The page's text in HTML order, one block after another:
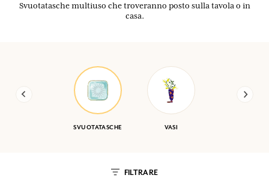
Svuotatasche multiuso che troveranno posto sulla tavola o in
casa.
SVUOTATASCHE VASI
FILTRARE